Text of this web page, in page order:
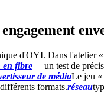
d'OYI. Dans l'atelier
en fibre— un test de
de médiaLe jeu «
formats.réseau